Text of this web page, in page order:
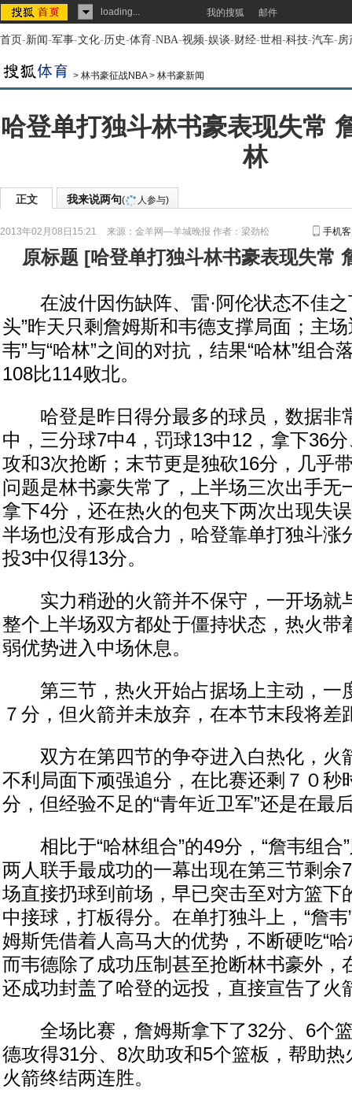
loading... 我的搜狐 邮件
首页-新闻-军事-文化-历史-体育-NBA-视频-娱谈-财经-世相-科技-汽车-房
> 林书豪征战NBA> 林书豪新闻
哈登单打独斗林书豪表现失常
林
正文 我来说两句( 人参与)
2013年02月08日15:21 来源： 金羊网—羊城晚报 作者：梁劲松 手机
原标题 [哈登单打独斗林书豪表现失常
在波什因伤缺阵、雷·阿伦状态不佳之
头”昨天只剩詹姆斯和韦德支撑局面；主
韦”与“哈林”之间的对抗，结果“哈林”组合
108比114败北。
哈登是昨日得分最多的球员，数据非
中，三分球7中4，罚球13中12，拿下36
攻和3次抢断；末节更是独砍16分，几乎
问题是林书豪失常了，上半场三次出手无
拿下4分，还在热火的包夹下两次出现失
半场也没有形成合力，哈登靠单打独斗涨
投3中仅得13分。
实力稍逊的火箭并不保守，一开场就
整个上半场双方都处于僵持状态，热火带
弱优势进入中场休息。
第三节，热火开始占据场上主动，一
７分，但火箭并未放弃，在本节末段将差
双方在第四节的争夺进入白热化，火
不利局面下顽强追分，在比赛还剩７０秒
分，但经验不足的“青年近卫军”还是在最
相比于“哈林组合”的49分，“詹韦组合
两人联手最成功的一幕出现在第三节剩余
场直接扔球到前场，早已突击至对方篮下
中接球，打板得分。在单打独斗上，“詹
姆斯凭借着人高马大的优势，不断硬吃“
而韦德除了成功压制甚至抢断林书豪外，
还成功封盖了哈登的远投，直接宣告了火
全场比赛，詹姆斯拿下了32分、6个
德攻得31分、8次助攻和5个篮板，帮助
火箭终结两连胜。